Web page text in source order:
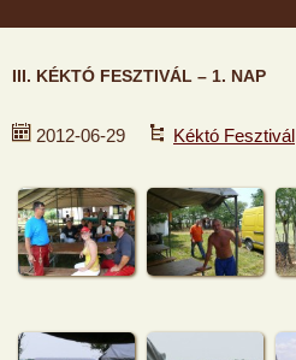
III. KÉKTÓ FESZTIVÁL – 1. NAP
2012-06-29 Kéktó Fesztivál